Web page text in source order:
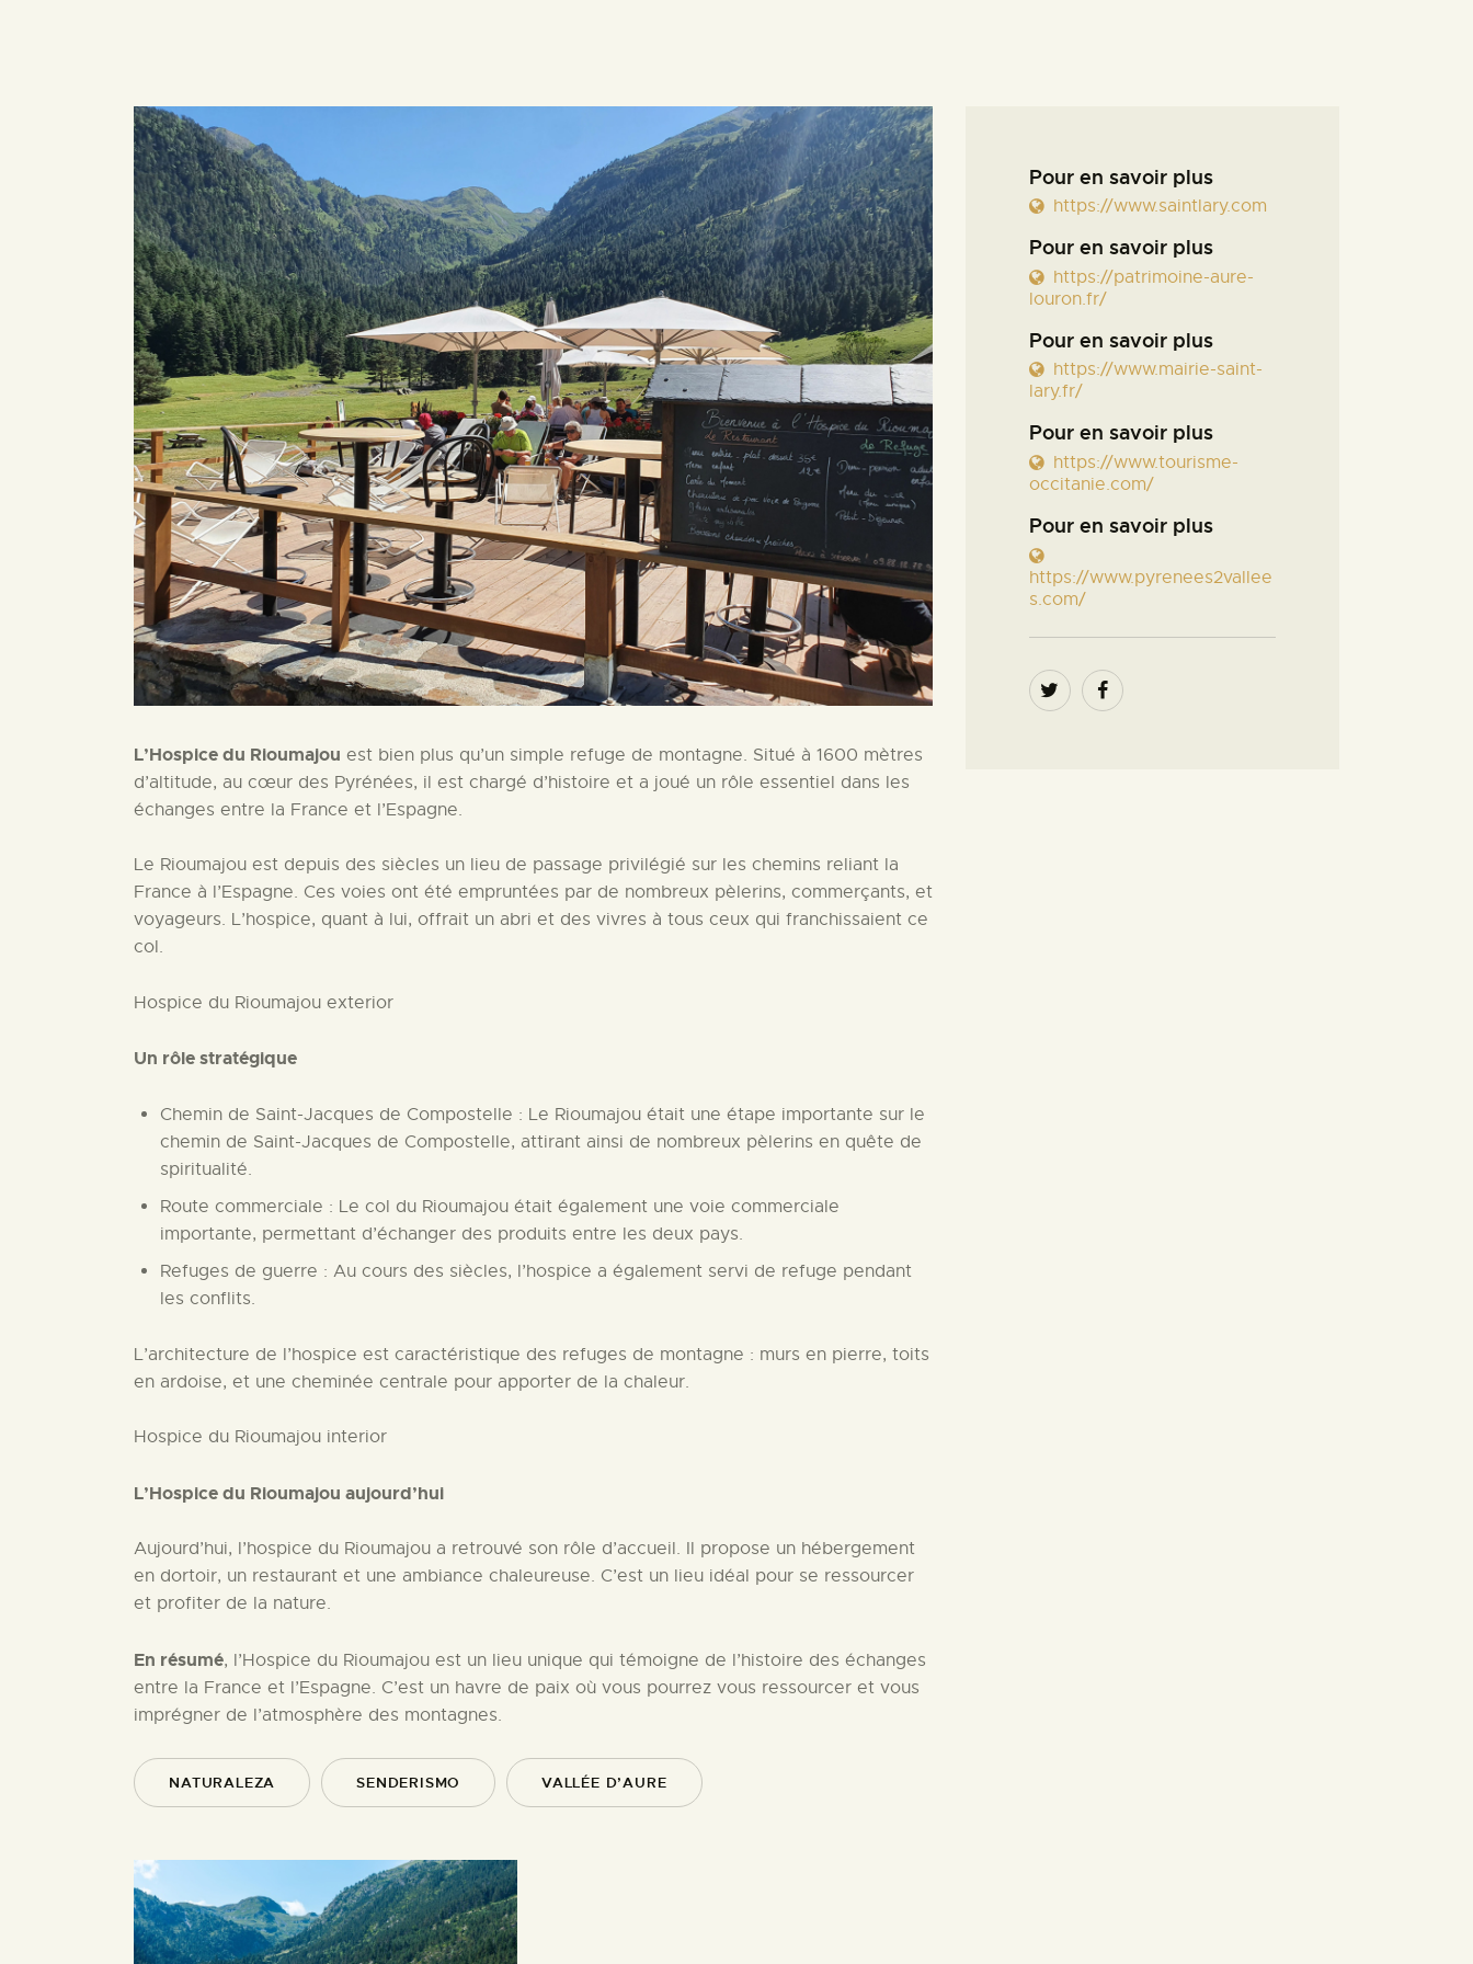
L’Hospice du Rioumajou est bien plus qu’un simple refuge de montagne. Situé à 1600 mètres
d’altitude, au cœur des Pyrénées, il est chargé d’histoire et a joué un rôle essentiel dans les
échanges entre la France et l’Espagne.
Le Rioumajou est depuis des siècles un lieu de passage privilégié sur les chemins reliant la
France à l’Espagne. Ces voies ont été empruntées par de nombreux pèlerins, commerçants, et
voyageurs. L’hospice, quant à lui, offrait un abri et des vivres à tous ceux qui franchissaient ce
col.
Hospice du Rioumajou exterior
Un rôle stratégique
Chemin de Saint-Jacques de Compostelle : Le Rioumajou était une étape importante sur le
chemin de Saint-Jacques de Compostelle, attirant ainsi de nombreux pèlerins en quête de
spiritualité.
Route commerciale : Le col du Rioumajou était également une voie commerciale
importante, permettant d’échanger des produits entre les deux pays.
Refuges de guerre : Au cours des siècles, l’hospice a également servi de refuge pendant
les conflits.
L’architecture de l’hospice est caractéristique des refuges de montagne : murs en pierre, toits
en ardoise, et une cheminée centrale pour apporter de la chaleur.
Hospice du Rioumajou interior
L’Hospice du Rioumajou aujourd’hui
Aujourd’hui, l’hospice du Rioumajou a retrouvé son rôle d’accueil. Il propose un hébergement
en dortoir, un restaurant et une ambiance chaleureuse. C’est un lieu idéal pour se ressourcer
et profiter de la nature.
En résumé, l’Hospice du Rioumajou est un lieu unique qui témoigne de l’histoire des échanges
entre la France et l’Espagne. C’est un havre de paix où vous pourrez vous ressourcer et vous
imprégner de l’atmosphère des montagnes.
NATURALEZA SENDERISMO VALLÉE D’AURE
Pour en savoir plus
https://www.saintlary.com
Pour en savoir plus
https://patrimoine-aure-
louron.fr/
Pour en savoir plus
https://www.mairie-saint-
lary.fr/
Pour en savoir plus
https://www.tourisme-
occitanie.com/
Pour en savoir plus
https://www.pyrenees2vallee
s.com/